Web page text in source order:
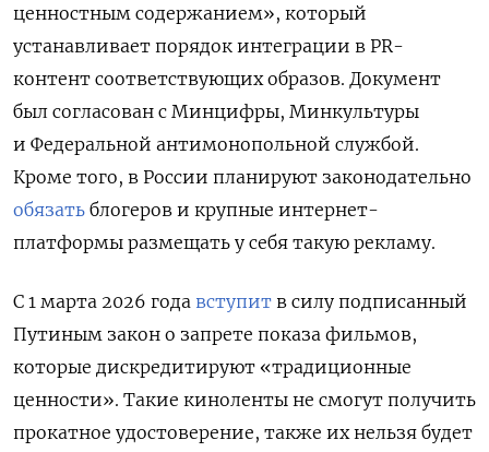
ценностным содержанием», который
устанавливает порядок интеграции в PR-
контент соответствующих образов. Документ
был согласован с Минцифры, Минкультуры
и Федеральной антимонопольной службой.
Кроме того, в России планируют законодательно
обязать блогеров и крупные интернет-
платформы размещать у себя такую рекламу.
С 1 марта 2026 года вступит в силу подписанный
Путиным закон о запрете показа фильмов,
которые дискредитируют «традиционные
ценности». Такие киноленты не смогут получить
прокатное удостоверение, также их нельзя будет